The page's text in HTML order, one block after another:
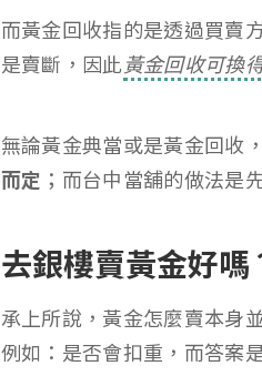
而黃金回收指的是透過買賣
是賣斷，因此黃金回收可換
無論黃金典當或是黃金回收
而定 ；而台中當舖的做法是
去銀樓賣黃金好
承上所說，黃金怎麼賣本身
例如：是否會扣重，而答案